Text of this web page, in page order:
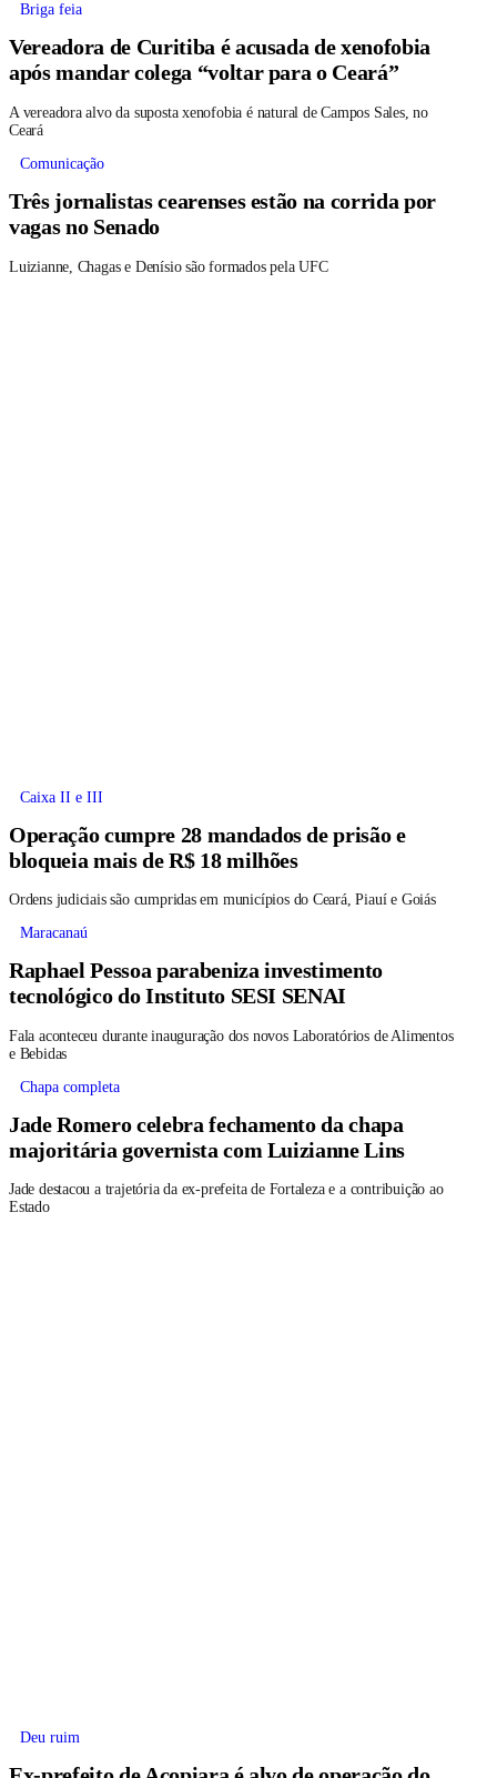
Briga feia
Vereadora de Curitiba é acusada de xenofobia
após mandar colega “voltar para o Ceará”
A vereadora alvo da suposta xenofobia é natural de Campos Sales, no
Ceará
Comunicação
Três jornalistas cearenses estão na corrida por
vagas no Senado
Luizianne, Chagas e Denísio são formados pela UFC
Caixa II e III
Operação cumpre 28 mandados de prisão e
bloqueia mais de R$ 18 milhões
Ordens judiciais são cumpridas em municípios do Ceará, Piauí e Goiás
Maracanaú
Raphael Pessoa parabeniza investimento
tecnológico do Instituto SESI SENAI
Fala aconteceu durante inauguração dos novos Laboratórios de Alimentos
e Bebidas
Chapa completa
Jade Romero celebra fechamento da chapa
majoritária governista com Luizianne Lins
Jade destacou a trajetória da ex-prefeita de Fortaleza e a contribuição ao
Estado
Deu ruim